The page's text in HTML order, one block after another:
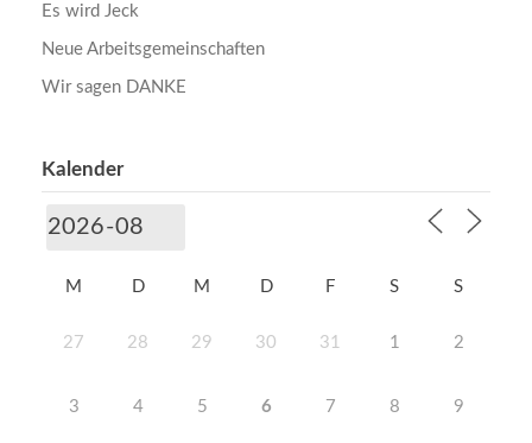
Es wird Jeck
Neue Arbeitsgemeinschaften
Wir sagen DANKE
Kalender
M D M D F S S
27 28 29 30 31 1 2
3 4 5 6 7 8 9